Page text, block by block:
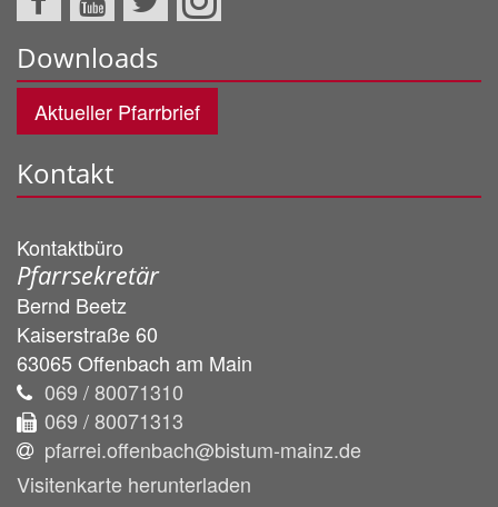
Downloads
Aktueller Pfarrbrief
Kontakt
Kontaktbüro
Pfarrsekretär
Bernd Beetz
Kaiserstraße 60
63065Offenbach am Main
069 / 80071310
069 / 80071313
pfarrei.offenbach@bistum-mainz.de
Visitenkarte herunterladen